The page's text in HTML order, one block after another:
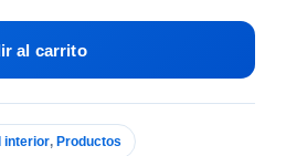
al carrito
interior, Productos